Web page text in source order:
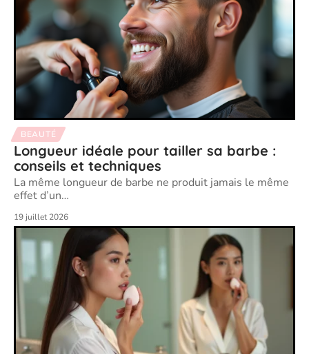
BEAUTÉ
Longueur idéale pour tailler sa barbe :
conseils et techniques
La même longueur de barbe ne produit jamais le même
effet d’un…
19 juillet 2026